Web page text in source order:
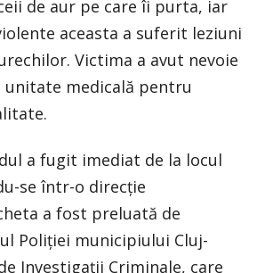
de aur pe care îi purta, iar
aceasta a suferit leziuni
Victima a avut nevoie
medicală pentru
a fugit imediat de la locul
se într-o direcție
a fost preluată de
Poliției municipiului Cluj-
Investigații Criminale, care